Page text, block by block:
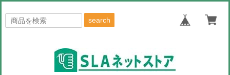
search